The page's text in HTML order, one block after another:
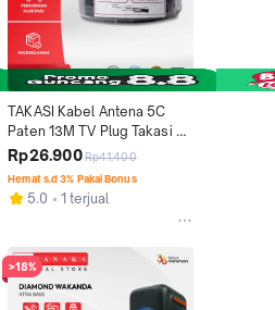
TAKASI Kabel Antena 5C
Paten 13M TV Plug Takasi
Kabel Coaxial 13 Meter
Kualitas Premium Anti Noise
Tahan Lama
Rp26.900Rp41.400
Hemat s.d 3% Pakai Bonus
5.0 1 terjual
>18%